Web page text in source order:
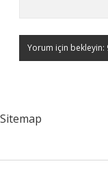
Sitemap